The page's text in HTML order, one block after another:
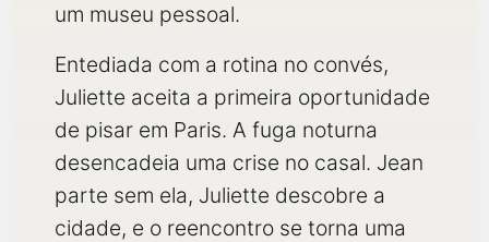
um museu pessoal.
Entediada com a rotina no convés,
Juliette aceita a primeira oportunidade
de pisar em Paris. A fuga noturna
desencadeia uma crise no casal. Jean
parte sem ela, Juliette descobre a
cidade, e o reencontro se torna uma